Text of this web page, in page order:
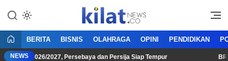
KilatNews.co
Mencerdaskan Anak Bangsa
BERITA BISNIS OLAHRAGA OPINI PENDIDIKAN
NEWS
2026/2027, Persebaya dan Persija Siap Tempur BRI